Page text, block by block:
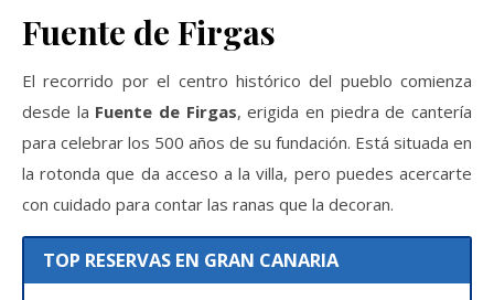
Fuente de Firgas
El recorrido por el centro histórico del pueblo comienza
desde la Fuente de Firgas, erigida en piedra de cantería
para celebrar los 500 años de su fundación. Está situada en
la rotonda que da acceso a la villa, pero puedes acercarte
con cuidado para contar las ranas que la decoran.
TOP RESERVAS EN GRAN CANARIA